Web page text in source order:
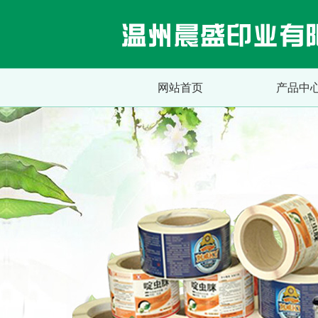
网站首页 产品中